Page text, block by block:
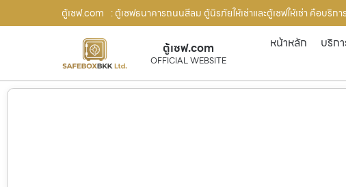
ตู้เซฟ.com : ตู้เซฟธนาคารถนนสีลม ตู้นิรภัยให้เช่าและตู้เซฟให้เช่า คือบริ
ตู้เซฟ.com
OFFICIAL WEBSITE
หน้าหลัก บริก